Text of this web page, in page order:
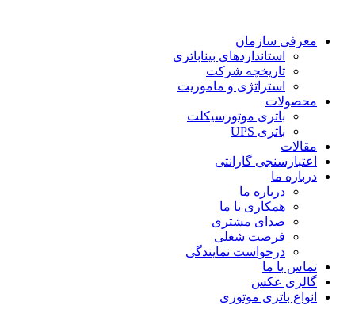
معرفی سازمان
استانداردهای بیناباتری
تاریخچه شرکت
استراتژی و ماموریت
محصولات
باتری موتورسیکلت
باتری UPS
مقالات
اعتبارسنجی گارانتی
درباره ما
درباره ما
همکاری با ما
صدای مشتری
فرصت شغلی
درخواست نمایندگی
تماس با ما
گالری عکس
انواع باتری موتوری